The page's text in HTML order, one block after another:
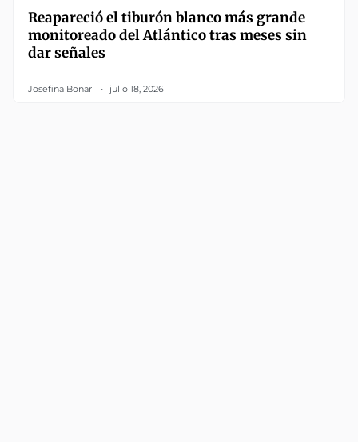
Reapareció el tiburón blanco más grande
monitoreado del Atlántico tras meses sin
dar señales
Josefina Bonari julio 18, 2026